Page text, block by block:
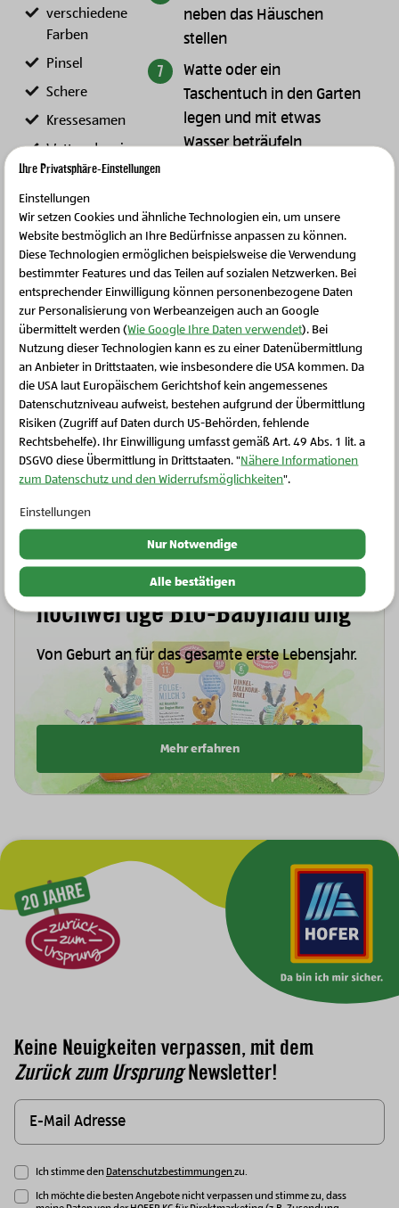
verschiedene
Farben
Pinsel
Schere
Kressesamen
Watte oder ein
Taschentuch
neben das Häuschen
stellen
Watte oder ein
Taschentuch in den Garten
legen und mit etwas
Wasser beträufeln
die Watte bzw. das
Taschentuch immer leicht
feucht halten
Viel Spaß beim Pflegen,
Beobachten und Ernten :-)
Entdecken Sie unsere
hochwertige BIO-Babynahrung
Von Geburt an für das gesamte erste Lebensjahr.
Mehr erfahren
Zur Hauptnavigation
Keine Neuigkeiten verpassen, mit dem
Zurück zum UrsprungNewsletter!
Ich stimme den Datenschutzbestimmungenzu.
Ich möchte die besten Angebote nicht verpassen und stimme zu, dass
Schließen Sie dieses Feld
Ihre Privatsphäre-Einstellungen
Einstellungen
Wir setzen Cookies und ähnliche Technologien ein, um unsere
Website bestmöglich an Ihre Bedürfnisse anpassen zu können.
Diese Technologien ermöglichen beispielsweise die Verwendung
bestimmter Features und das Teilen auf sozialen Netzwerken. Bei
entsprechender Einwilligung können personenbezogene Daten
zur Personalisierung von Werbeanzeigen auch an Google
übermittelt werden (Wie Google Ihre Daten verwendet). Bei
Nutzung dieser Technologien kann es zu einer Datenübermittlung
an Anbieter in Drittstaaten, wie insbesondere die USA kommen. Da
die USA laut Europäischem Gerichtshof kein angemessenes
Datenschutzniveau aufweist, bestehen aufgrund der Übermittlung
Risiken (Zugriff auf Daten durch US-Behörden, fehlende
Rechtsbehelfe). Ihr Einwilligung umfasst gemäß Art. 49 Abs. 1 lit. a
DSGVO diese Übermittlung in Drittstaaten. "Nähere Informationen
zum Datenschutz und den Widerrufsmöglichkeiten".
Einstellungen
Nur Notwendige
Alle bestätigen